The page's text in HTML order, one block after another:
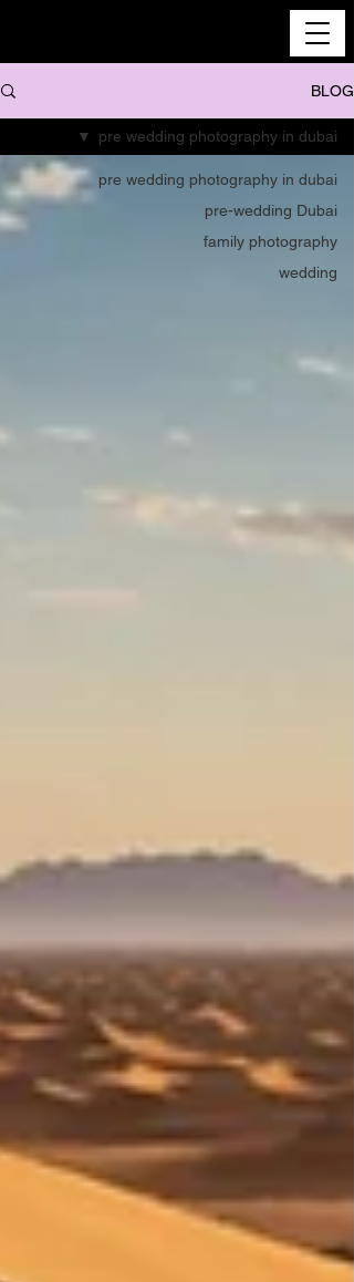
BLOG
pre wedding photography in dubai
pre-wedding Dubai
family photography
wedding
pre wedding photography in dubai